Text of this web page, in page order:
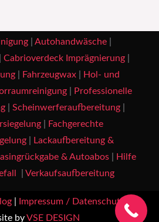
| Autohandwäsche|
Cabrioverdeck Imprägnierung|
| Fahrzeugwax|
Hol- und
|
Professionelle
| Scheinwerferaufbereitung|
|
Fachgerechte
|
Lackaufbereitung &
& Autoabos|
Hilfe
Verkaufsaufbereitung
| Impressum / Datenschutz |
by VSE DESIGN